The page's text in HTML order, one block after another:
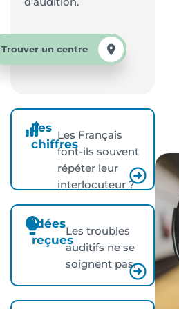
Trouver un centre
Les
chiffres
Les Français
font-ils souvent
répéter leur
interlocuteur ?
Idées
reçues
Les troubles
auditifs ne se
soignent pas.